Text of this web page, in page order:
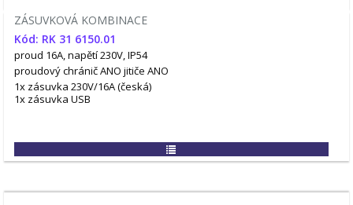
ZÁSUVKOVÁ KOMBINACE
Kód: RK 31 6150.01
proud 16A, napětí 230V, IP54
proudový chránič ANO jitiče ANO
1x zásuvka 230V/16A (česká)
1x zásuvka USB